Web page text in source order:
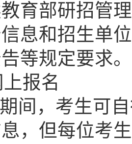
育部研招管
息和招生单
等规定要求。
报名
间，考生可
，但每位考